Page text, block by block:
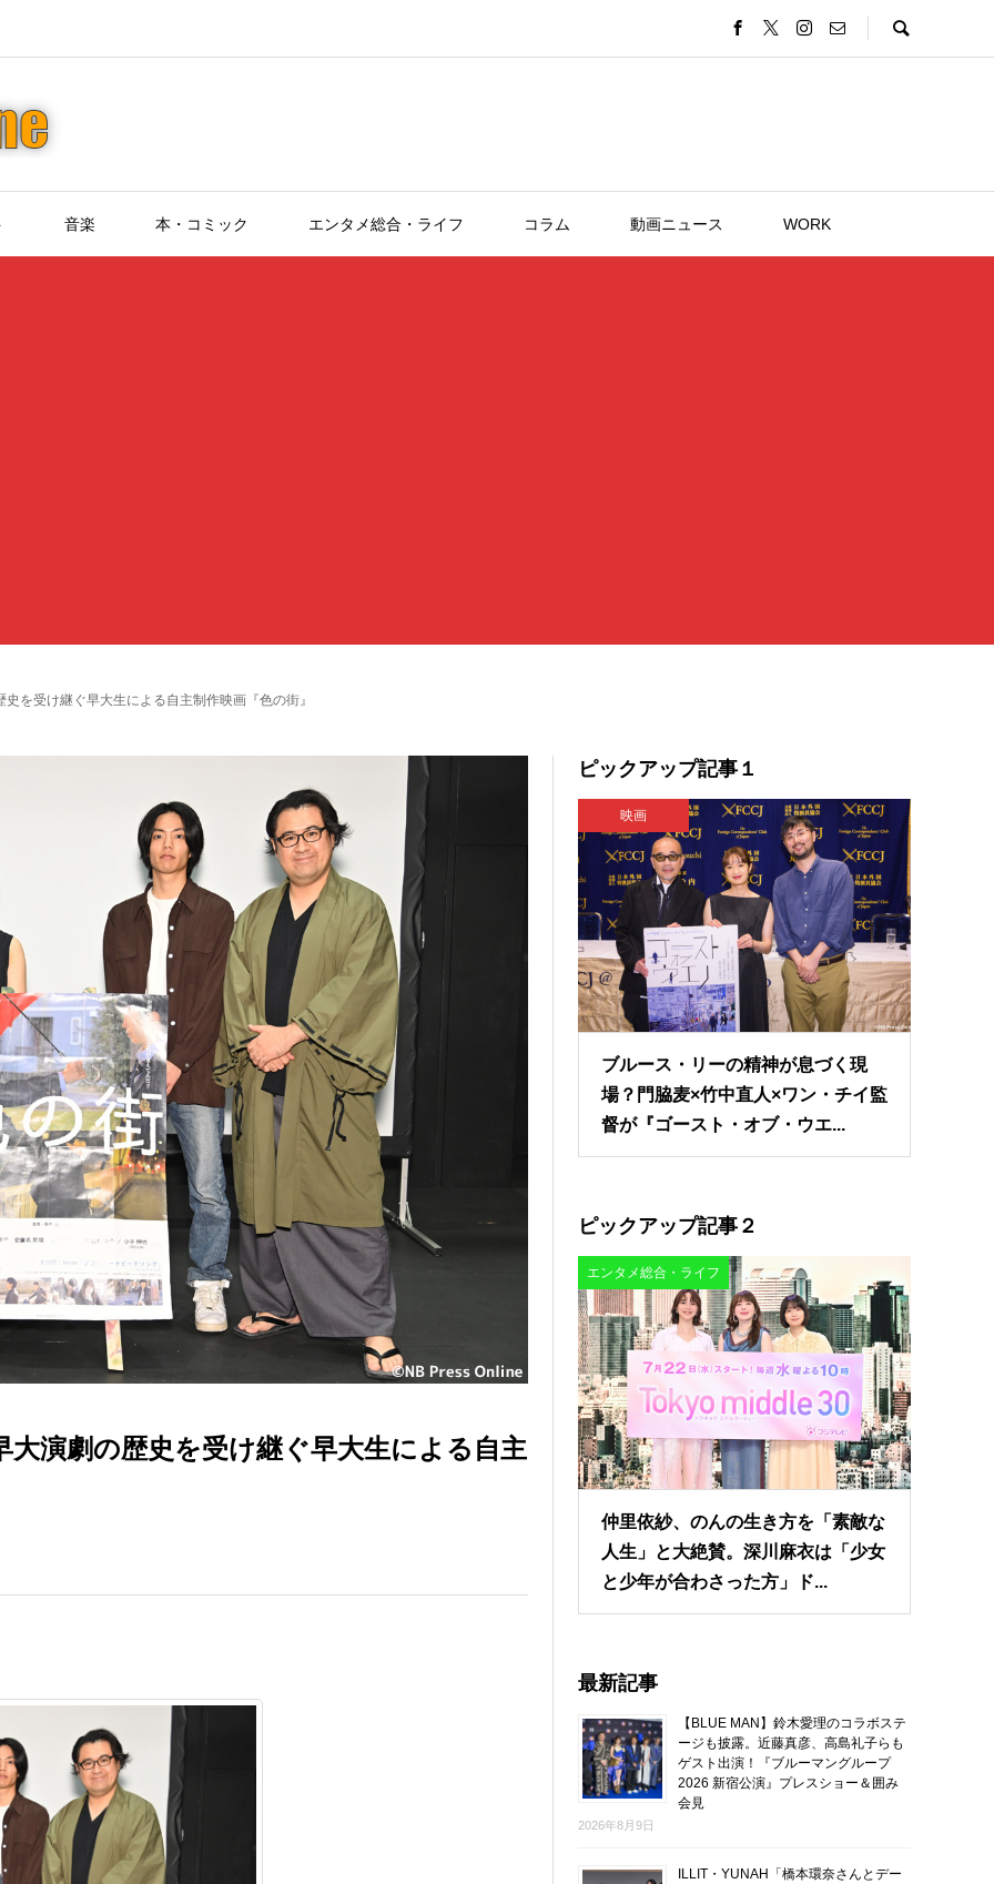
音楽 本・コミック エンタメ総合・ライフ コラム 動画ニュース WORK
を受け継ぐ早大生による自主制作映画『色の街』
演劇の歴史を受け継ぐ早大生による自主
ピックアップ記事１
映画
ブルース・リーの精神が息づく現
場？門脇麦×竹中直人×ワン・チイ監
督が『ゴースト・オブ・ウエ...
ピックアップ記事２
エンタメ総合・ライフ
仲里依紗、のんの生き方を「素敵な
人生」と大絶賛。深川麻衣は「少女
と少年が合わさった方」ド...
最新記事
【BLUE MAN】鈴木愛理のコラボステ
ージも披露。近藤真彦、高島礼子らも
ゲスト出演！『ブルーマングループ
2026 新宿公演』プレスショー＆囲み
会見
2026年8月9日
ILLIT・YUNAH「橋本環奈さんとデー